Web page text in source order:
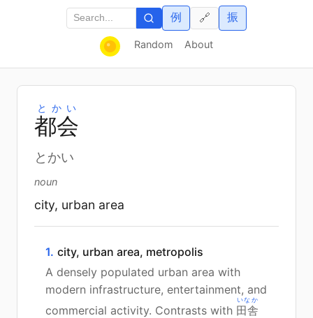
Random About
例 振
🔗
都会
とかい
とかい
noun
city, urban area
1. city, urban area, metropolis
A densely populated urban area with
modern infrastructure, entertainment, and
commercial activity. Contrasts with 田舎
いなか